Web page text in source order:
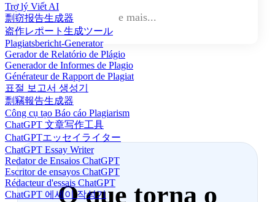
Trợ lý Viết AI
剽窃报告生成器
盗作レポート生成ツール
Plagiatsbericht-Generator
Gerador de Relatório de Plágio
Generador de Informes de Plagio
Générateur de Rapport de Plagiat
표절 보고서 생성기
剽竊報告生成器
Công cụ tạo Báo cáo Plagiarism
ChatGPT 文章写作工具
ChatGPTエッセイライター
ChatGPT Essay Writer
Redator de Ensaios ChatGPT
Escritor de ensayos ChatGPT
Rédacteur d'essais ChatGPT
ChatGPT 에세이 작성기
e mais...
O que torna o